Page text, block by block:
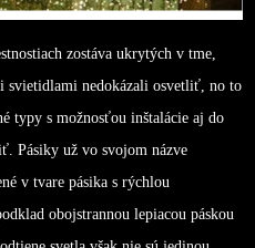
zostáva ukrytých v tme,
svietidlami nedokázali osvetliť, no to
typy s možnosťou inštalácie aj do
Pásiky už vo svojom názve
v tvare pásika s rýchlou
obojstrannou lepiacou páskou